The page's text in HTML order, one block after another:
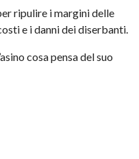
ripulire i margini delle
e i danni dei diserbanti.
cosa pensa del suo